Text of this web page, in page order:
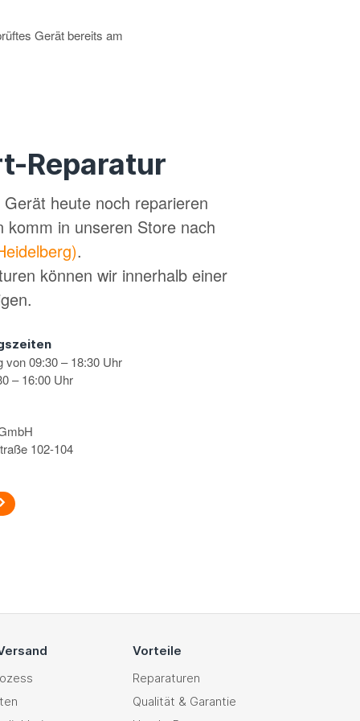
Gerät bereits am
Reparatur
heute noch reparieren
komm in unseren Store nach
.
können wir innerhalb einer
von 09:30 – 18:30 Uhr
– 16:00 Uhr
102-104
Vorteile
Reparaturen
Qualität & Garantie